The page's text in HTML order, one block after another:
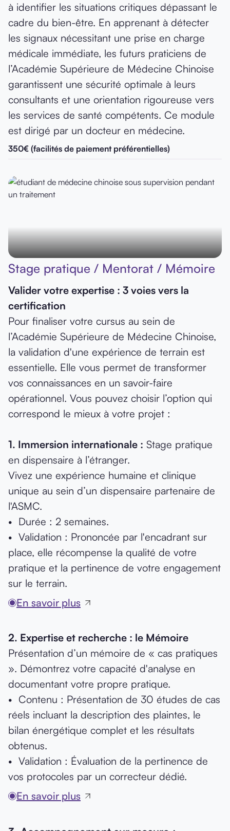
à identifier les situations critiques dépassant le
cadre du bien-être. En apprenant à détecter
les signaux nécessitant une prise en charge
médicale immédiate, les futurs praticiens de
l’Académie Supérieure de Médecine Chinoise
garantissent une sécurité optimale à leurs
consultants et une orientation rigoureuse vers
les services de santé compétents. Ce module
est dirigé par un docteur en médecine.
350€ (facilités de paiement préférentielles)
Stage pratique / Mentorat / Mémoire
Valider votre expertise : 3 voies vers la
certification
Pour finaliser votre cursus au sein de
l’Académie Supérieure de Médecine Chinoise,
la validation d'une expérience de terrain est
essentielle. Elle vous permet de transformer
vos connaissances en un savoir-faire
opérationnel. Vous pouvez choisir l’option qui
correspond le mieux à votre projet :
1.⁠ ⁠Immersion internationale : Stage pratique
en dispensaire à l’étranger.
Vivez une expérience humaine et clinique
unique au sein d’un dispensaire partenaire de
l'ASMC.
•⁠ ⁠Durée : 2 semaines.
•⁠ ⁠Validation : Prononcée par l'encadrant sur
place, elle récompense la qualité de votre
pratique et la pertinence de votre engagement
sur le terrain.
En savoir plus
2.⁠ ⁠Expertise et recherche : le Mémoire
Présentation d’un mémoire de « cas pratiques
». Démontrez votre capacité d'analyse en
documentant votre propre pratique.
•⁠ ⁠Contenu : Présentation de 30 études de cas
réels incluant la description des plaintes, le
bilan énergétique complet et les résultats
obtenus.
•⁠ ⁠Validation : Évaluation de la pertinence de
vos protocoles par un correcteur dédié.
En savoir plus